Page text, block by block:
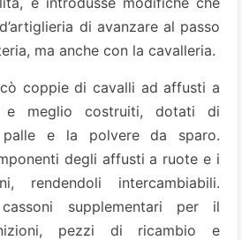
di avanzare al passo
ma anche con la cavalleria.
coppie di cavalli ad affusti a
e meglio costruiti, dotati di
e la polvere da sparo.
degli affusti a ruote e i
rendendoli intercambiabili.
supplementari per il
pezzi di ricambio e